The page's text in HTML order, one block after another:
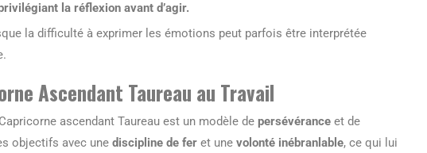
la réflexion avant d’agir.
la difficulté à exprimer les émotions peut parfois être interprétée
Ascendant Taureau au Travail
ascendant Taureau est un modèle de persévérance et de
objectifs avec une discipline de fer et une volonté inébranlable, ce qui lui